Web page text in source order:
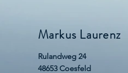
Markus Laurenz
Rulandweg 24
48653 Coesfeld